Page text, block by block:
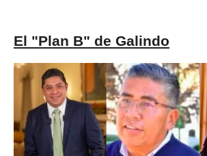
El "Plan B" de Galindo